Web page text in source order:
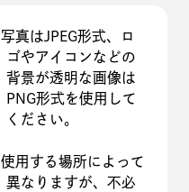
写真はJPEG形式、ロ
ゴやアイコンなどの
背景が透明な画像は
PNG形式を使用して
ください。
使用する場所によって
異なりますが、不必